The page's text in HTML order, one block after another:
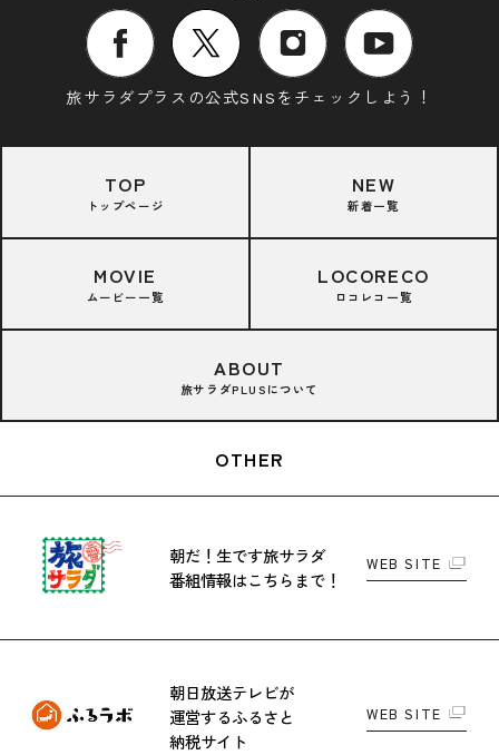
旅サラダプラスの公式SNSをチェックしよう！
TOP
トップページ
NEW
新着一覧
MOVIE
ムービー一覧
LOCORECO
ロコレコ一覧
ABOUT
旅サラダPLUSについて
OTHER
朝だ！生です旅サラダ
番組情報はこちらまで！
WEB SITE
朝日放送テレビが
運営するふるさと
納税サイト
WEB SITE